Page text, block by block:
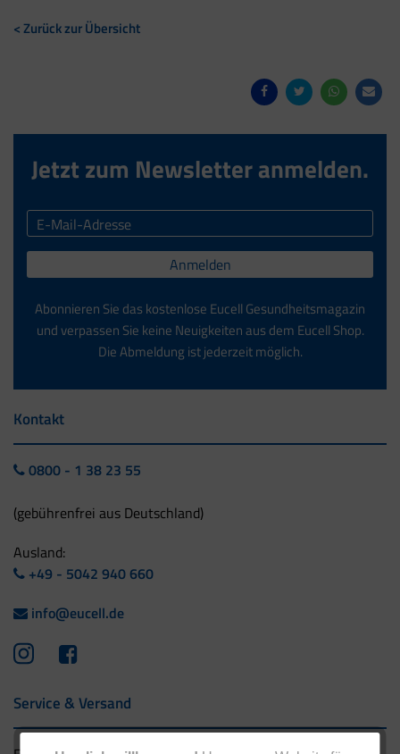
< Zurück zur Übersicht
Jetzt zum Newsletter anmelden.
Anmelden
Abonnieren Sie das kostenlose Eucell Gesundheitsmagazin
und verpassen Sie keine Neuigkeiten aus dem Eucell Shop.
Die Abmeldung ist jederzeit möglich.
Kontakt
0800 - 1 38 23 55
(gebührenfrei aus Deutschland)
Ausland:
+49 - 5042 940 660
info@eucell.de
Service & Versand